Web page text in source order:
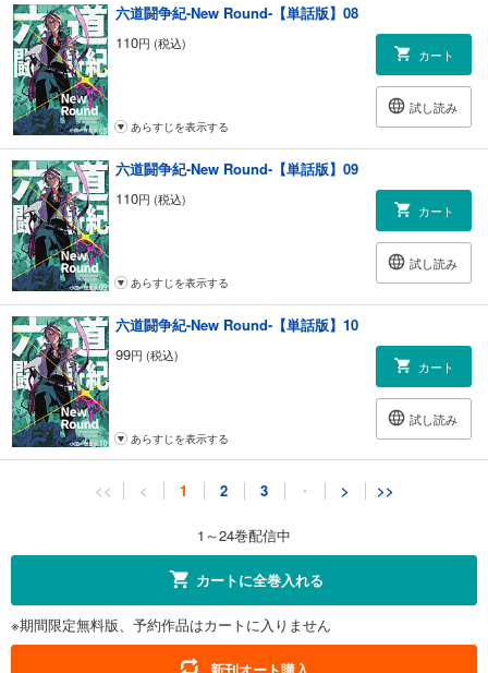
六道闘争紀-New Round-【単話版】08
110円 (税込)
カート
試し読み
あらすじを表示する
六道闘争紀-New Round-【単話版】09
110円 (税込)
カート
試し読み
あらすじを表示する
六道闘争紀-New Round-【単話版】10
99円 (税込)
カート
試し読み
あらすじを表示する
六道闘争紀-New Round-【単話版】11
あらすじを表示する
六道闘争紀-New Round-【単話版】12
円 (税込)
<< < 1 2 3 ・ > >>
1～24巻配信中
カートに全巻入れる
※期間限定無料版、予約作品はカートに入りません